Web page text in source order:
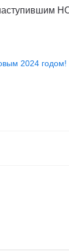
2024 годом!